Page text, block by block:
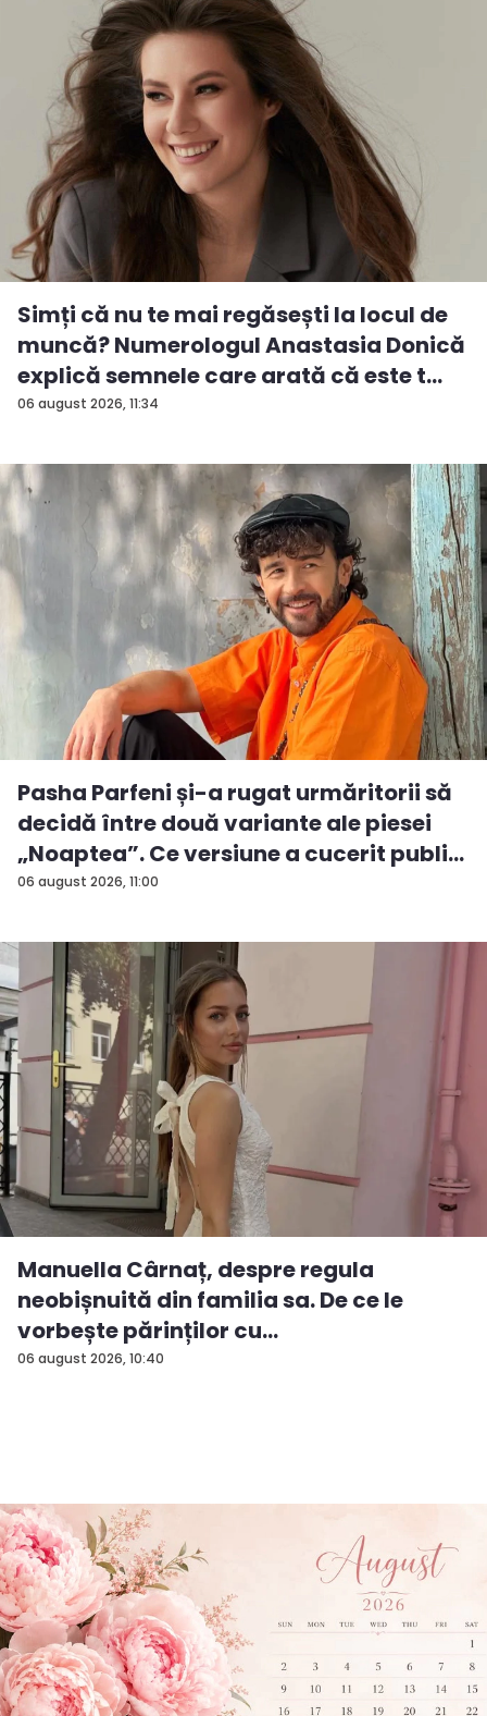
06 august 2026, 11:34
Simți că nu te mai regăsești la locul de
muncă? Numerologul Anastasia Donică
explică semnele care arată că este t...
06 august 2026, 11:00
Pasha Parfeni și-a rugat urmăritorii să
decidă între două variante ale piesei
„Noaptea”. Ce versiune a cucerit publi...
06 august 2026, 10:40
Manuella Cârnaț, despre regula
neobișnuită din familia sa. De ce le
vorbește părinților cu
„dumneavoastră...